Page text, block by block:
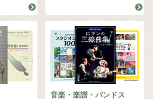
音楽・楽譜・バンドス